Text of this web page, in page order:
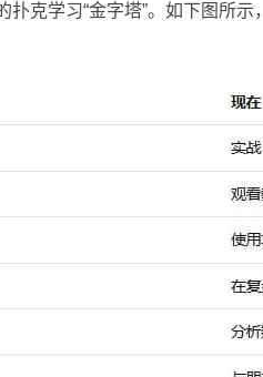
扑克学习“金字塔”。如下图所